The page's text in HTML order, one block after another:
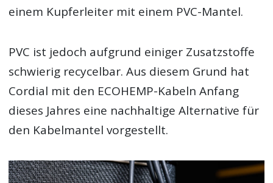
einem Kupferleiter mit einem PVC-Mantel.
PVC ist jedoch aufgrund einiger Zusatzstoffe
schwierig recycelbar. Aus diesem Grund hat
Cordial mit den ECOHEMP-Kabeln Anfang
dieses Jahres eine nachhaltige Alternative für
den Kabelmantel vorgestellt.